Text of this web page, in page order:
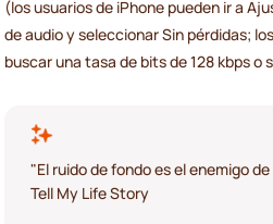
(los usuarios de iPhone pueden ir a
de audio y seleccionar Sin pérdidas;
buscar una tasa de bits de 128 kbps o
"El ruido de fondo es el enemigo
Tell My Life Story